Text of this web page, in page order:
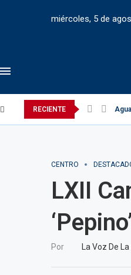
miércoles, 5 de
RECIENTE
CENTRO
LXII
Por La Voz De